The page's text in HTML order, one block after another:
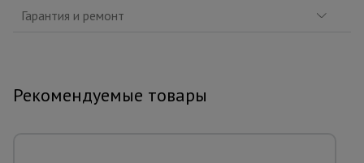
Гарантия и ремонт
Рекомендуемые товары